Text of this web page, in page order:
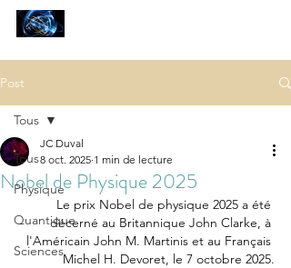
Post
Tous
Physique
Quantique
Sciences
Tous
Nobel de Physique 2025
JC Duval
8 oct. 2025 1 min de lecture
Le prix Nobel de physique 2025 a été
décerné au Britannique John Clarke, à
l'Américain John M. Martinis et au Français
Michel H. Devoret, le 7 octobre 2025.